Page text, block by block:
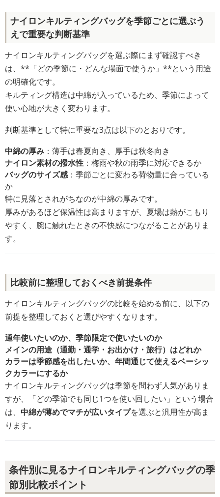
ナイロンキルティングバッグを季節ごとに選ぶう
えで重要な判断基準
ナイロンキルティングバッグを選ぶ際にまず確認すべき
は、**「どの季節に・どんな場面で使うか」**という用途
の明確化です。
キルティング構造は中綿が入っているため、季節によって
使い心地が大きく変わります。
判断基準として特に重要な3点は以下のとおりです。
中綿の厚み ：薄手は春夏向き、厚手は秋冬向き
ナイロン素材の撥水性 ：梅雨や秋の雨季に対応できるか
バッグのサイズ感：季節ごとに変わる荷物量に合っている
か
特に見落とされがちなのが中綿の厚みです。
厚みがあるほど保温性は高まりますが、夏場は熱がこもり
やすく、腕に触れたときの不快感につながることがありま
す。
比較前に整理しておくべき前提条件
ナイロンキルティングバッグの比較を始める前に、以下の
前提を整理しておくと選びやすくなります。
通年使いたいのか、季節限定で使いたいのか
メインの用途（通勤・通学・お出かけ・旅行）はどれか
カラーは季節感を出したいか、年間通じて使えるベーシッ
クカラーにするか
ナイロンキルティングバッグは季節を問わず人気がありま
すが、「どの季節でも同じ1つを使い回したい」という場合
は、 中綿が薄めでマチが広いタイプを選ぶと汎用性が高ま
ります。
条件別に見るナイロンキルティングバッグの季
節別比較ポイント